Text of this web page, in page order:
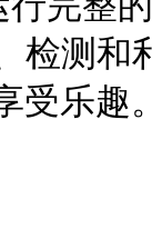
检测和
乐趣